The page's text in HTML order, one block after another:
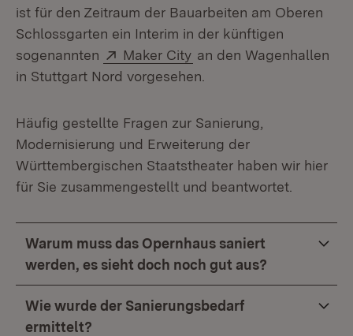
ist für den Zeitraum der Bauarbeiten am Oberen
Schlossgarten ein Interim in der künftigen
sogenannten
Extern:
Maker City (Öffnet in neuem
an den Wagenhallen
in Stuttgart Nord vorgesehen.
Häufig gestellte Fragen zur Sanierung,
Modernisierung und Erweiterung der
Württembergischen Staatstheater haben wir hier
für Sie zusammengestellt und beantwortet.
Warum muss das Opernhaus saniert
werden, es sieht doch noch gut aus?
Wie wurde der Sanierungsbedarf
ermittelt?